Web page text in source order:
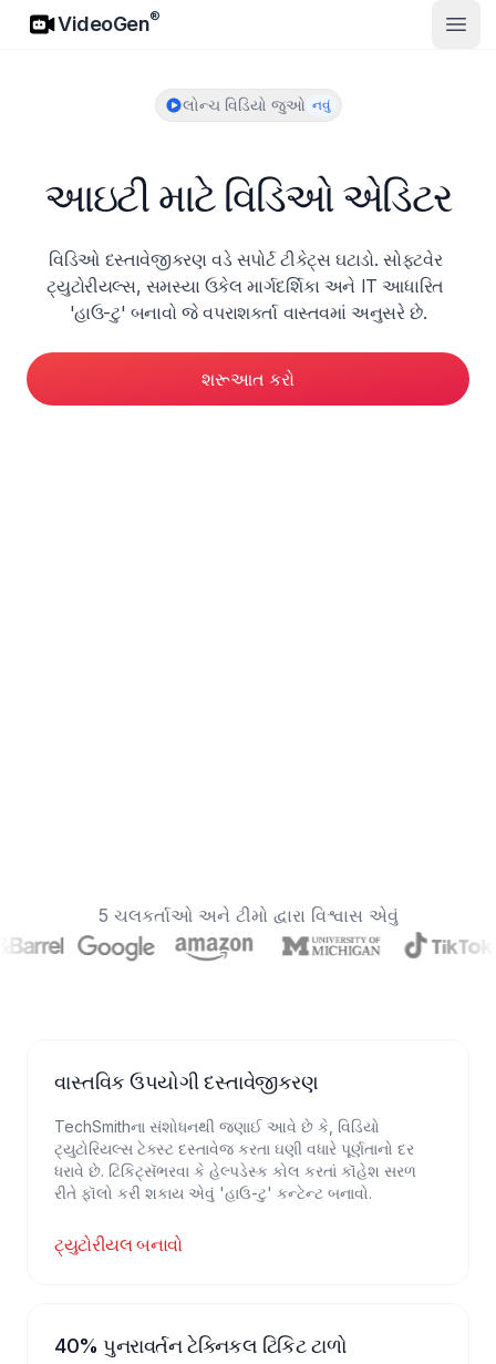
VideoGen
VideoGen®
લોન્ચ વિડિયો જુઓ નવું
આઇટી માટે વિડિઓ એડિટર
વિડિઓ દસ્તાવેજીકરણ વડે સપોર્ટ ટીકેટ્સ ઘટાડો. સોફ્ટવેર
ટ્યુટોરીયલ્સ, સમસ્યા ઉકેલ માર્ગદર્શિકા અને IT આધારિત
'હાઉ-ટુ' બનાવો જે વપરાશકર્તા વાસ્તવમાં અનુસરે છે.
શરૂઆત કરો
5 ચલકર્તાઓ અને ટીમો દ્વારા વિશ્વાસ એવું
વાસ્તવિક ઉપયોગી દસ્તાવેજીકરણ
TechSmithના સંશોધનથી જણાઈ આવે છે કે, વિડિયો
ટ્યુટોરિયલ્સ ટેક્સ્ટ દસ્તાવેજ કરતા ઘણી વધારે પૂર્ણતાનો દર
ધરાવે છે. ટિકિટ્સૅભરવા કે હેલ્પડેસ્ક કોલ કરતાં કૉહેશ સરળ
રીતે ફૉલો કરી શકાય એવું 'હાઉ-ટુ' કન્ટેન્ટ બનાવો.
ટ્યુટોરીયલ બનાવો
40% પુનરાવર્તન ટેક્નિકલ ટિકિટ ટાળો